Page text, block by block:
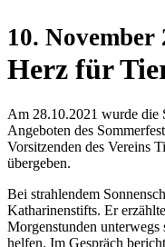
10. November
Herz für
Am 28.10.2021 wurde die
Angeboten des
Vorsitzenden des Vereins
übergeben.
Bei strahlendem
Katharinenstifts. Er
Morgenstunden
helfen. Im Gespräch